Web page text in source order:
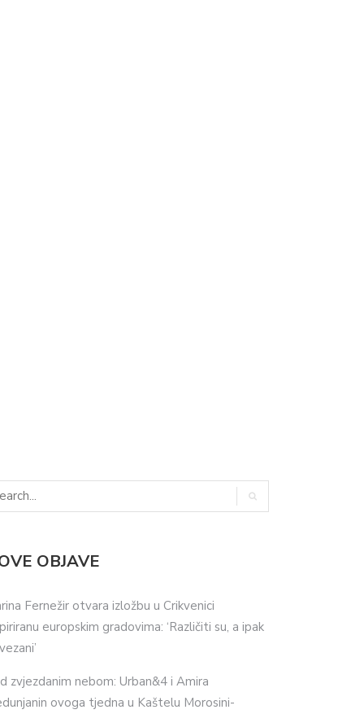
OBJAVE
Fernežir otvara izložbu u Crikvenici
europskim gradovima: ‘Različiti su, a ipak
zvjezdanim nebom: Urban&4 i Amira
ovoga tjedna u Kaštelu Morosini-